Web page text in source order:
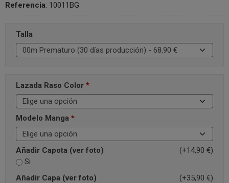
Referencia: 10011BG
Talla
Lazada Raso Color *
Modelo Manga *
Añadir Capota (ver foto)
(+14,90 €)
Si
Añadir Capa (ver foto)
(+35,90 €)